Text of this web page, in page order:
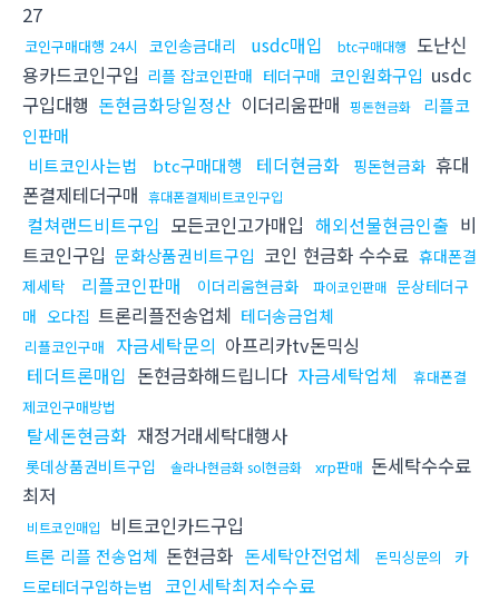
27
코인구매대행 24시 코인송금대리 usdc매입 btc구매대행
도난신
용카드코인구입 리플 잡코인판매 테더구매 코인원화구입 usdc
구입대행 돈현금화당일정산 이더리움판매 핑돈현금화
리플코
인판매
비트코인사는법
btc구매대행 테더현금화 핑돈현금화 휴대
폰결제테더구매 휴대폰결제비트코인구입
컬쳐랜드비트구입 모든코인고가매입 해외선물현금인출 비
트코인구입 문화상품권비트구입 코인 현금화 수수료 휴대폰결
제세탁
리플코인판매 이더리움현금화 파이코인판매 문상테더구
매 오다집 트론리플전송업체 테더송금업체
리플코인구매 자금세탁문의 아프리카tv돈믹싱
테더트론매입 돈현금화해드립니다 자금세탁업체
휴대폰결
제코인구매방법
탈세돈현금화 재정거래세탁대행사
롯데상품권비트구입 솔라나현금화 sol현금화 xrp판매 돈세탁수수료
최저
비트코인매입 비트코인카드구입
트론 리플 전송업체 돈현금화 돈세탁안전업체 돈믹싱문의
카
드로테더구입하는법
코인세탁최저수수료